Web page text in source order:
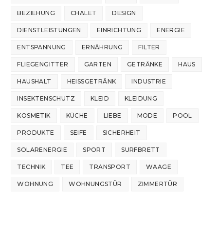
BEZIEHUNG CHALET DESIGN
DIENSTLEISTUNGEN EINRICHTUNG ENERGIE
ENTSPANNUNG ERNÄHRUNG FILTER
FLIEGENGITTER GARTEN GETRÄNKE HAUS
HAUSHALT HEISSGETRÄNK INDUSTRIE
INSEKTENSCHUTZ KLEID KLEIDUNG
KOSMETIK KÜCHE LIEBE MODE POOL
PRODUKTE SEIFE SICHERHEIT
SOLARENERGIE SPORT SURFBRETT
TECHNIK TEE TRANSPORT WAAGE
WOHNUNG WOHNUNGSTÜR ZIMMERTÜR